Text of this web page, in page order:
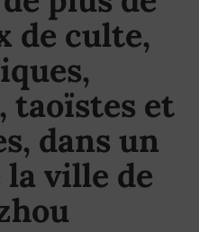
de culte,
taoïstes et
dans un
ville de